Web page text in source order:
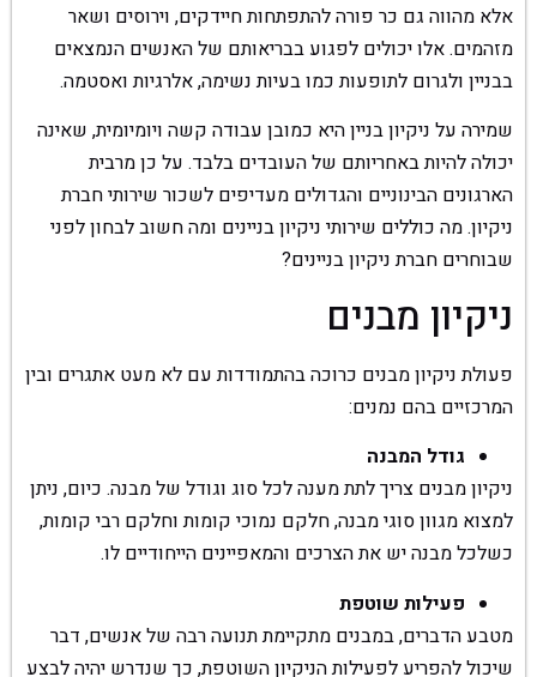
אלא מהווה גם כר פורה להתפתחות חיידקים, וירוסים ושאר
מזהמים. אלו יכולים לפגוע בבריאותם של האנשים הנמצאים
בבניין ולגרום לתופעות כמו בעיות נשימה, אלרגיות ואסטמה.
שמירה על ניקיון בניין היא כמובן עבודה קשה ויומיומית, שאינה
יכולה להיות באחריותם של העובדים בלבד. על כן מרבית
הארגונים הבינוניים והגדולים מעדיפים לשכור שירותי חברת
ניקיון. מה כוללים שירותי ניקיון בניינים ומה חשוב לבחון לפני
שבוחרים חברת ניקיון בניינים?
ניקיון מבנים
פעולת ניקיון מבנים כרוכה בהתמודדות עם לא מעט אתגרים ובין
המרכזיים בהם נמנים:
גודל המבנה
ניקיון מבנים צריך לתת מענה לכל סוג וגודל של מבנה. כיום, ניתן
למצוא מגוון סוגי מבנה, חלקם נמוכי קומות וחלקם רבי קומות,
כשלכל מבנה יש את הצרכים והמאפיינים הייחודיים לו.
פעילות שוטפת
מטבע הדברים, במבנים מתקיימת תנועה רבה של אנשים, דבר
שיכול להפריע לפעילות הניקיון השוטפת, כך שנדרש יהיה לבצע